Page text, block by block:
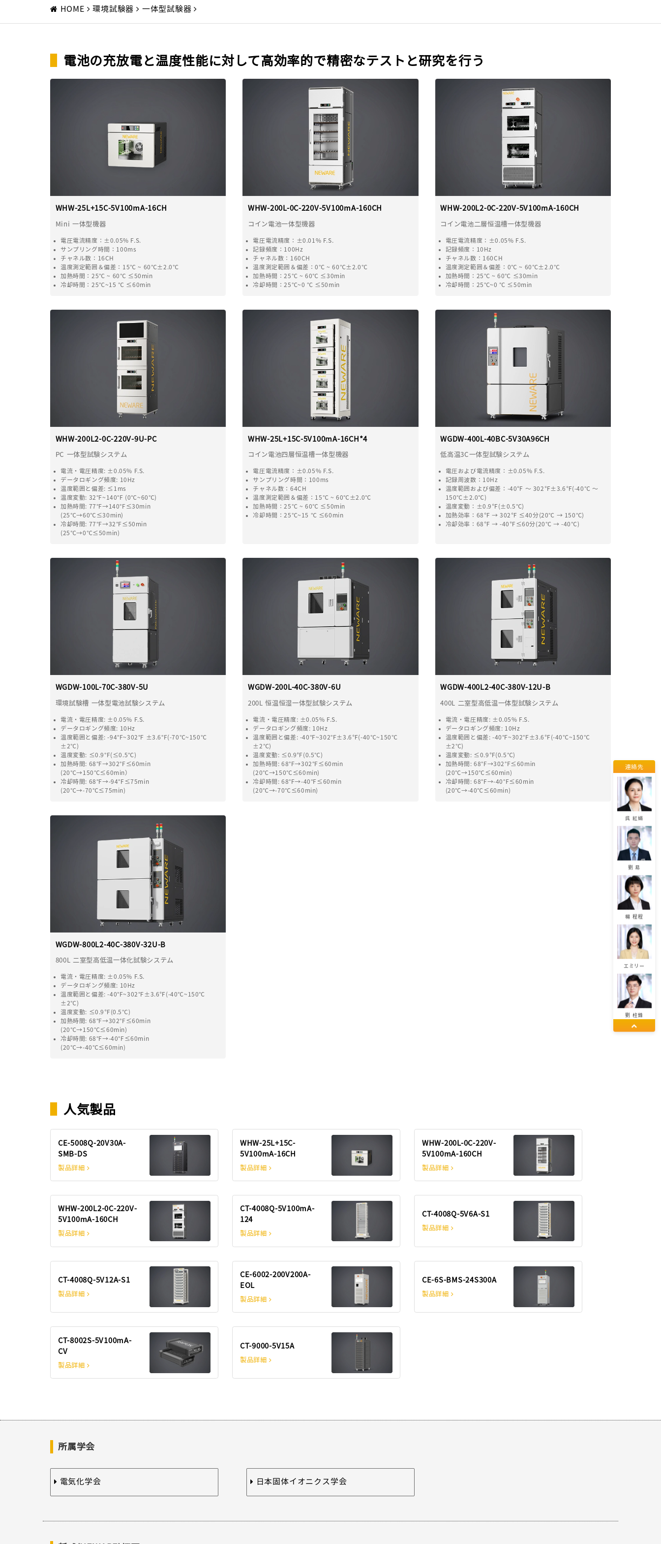
HOME 環境試験器 一体型試験器
電池の充放電と温度性能に対して高効率的で精密なテストと研究を行う
WHW-25L+15C-5V100mA-16CH
Mini 一体型機器
電圧電流精度：±0.05% F.S.
サンプリング時間：100ms
チャネル数：16CH
温度測定範囲＆偏差：15℃ ~ 60℃±2.0℃
加熱時間：25℃ ~ 60℃ ≤50min
冷却時間：25℃~15 ℃ ≤60min
WHW-200L-0C-220V-5V100mA-160CH
コイン電池一体型機器
電圧電流精度：±0.01% F.S.
記録頻度：100Hz
チャネル数：160CH
温度測定範囲＆偏差：0℃ ~ 60℃±2.0℃
加熱時間：25℃ ~ 60℃ ≤30min
冷却時間：25℃~0 ℃ ≤50min
WHW-200L2-0C-220V-5V100mA-160CH
コイン電池二層恒温槽一体型機器
電圧電流精度：±0.05% F.S.
記録頻度：10Hz
チャネル数：160CH
温度測定範囲＆偏差：0℃ ~ 60℃±2.0℃
加熱時間：25℃ ~ 60℃ ≤30min
冷却時間：25℃~0 ℃ ≤50min
WHW-200L2-0C-220V-9U-PC
PC 一体型試験システム
電流・電圧精度: ±0.05% F.S.
データロギング頻度: 10Hz
温度範囲と偏差: ≤1ms
温度変動: 32°F~140°F (0℃~60℃)
加熱時間 : 77°F→140°F≤30min
(25℃→60℃≤30min)
冷却時間 : 77°F→32°F≤50min
(25℃→0℃≤50min)
WHW-25L+15C-5V100mA-16CH*4
コイン電池四層恒温槽一体型機器
電圧電流精度：±0.05% F.S.
サンプリング時間：100ms
チャネル数：64CH
温度測定範囲＆偏差：15℃ ~ 60℃±2.0℃
加熱時間：25℃ ~ 60℃ ≤50min
冷却時間：25℃~15 ℃ ≤60min
WGDW-400L-40BC-5V30A96CH
低高温3C一体型試験システム
電圧および電流精度：±0.05% F.S.
記録周波数：10Hz
温度範囲および偏差：-40℉ ～ 302℉±3.6℉(-40℃ ～
150℃±2.0℃)
温度変動：±0.9℉(±0.5℃)
加熱効率：68℉ → 302℉ ≤40分(20℃ → 150℃)
冷却効率：68℉ → -40℉≤60分(20℃ → -40℃)
WGDW-100L-70C-380V-5U
環境試験槽 一体型電池試験システム
電流・電圧精度: ±0.05% F.S.
データロギング頻度: 10Hz
温度範囲と偏差: -94°F~302°F ±3.6°F(-70℃~150℃
±2℃)
温度変動: ≤0.9°F(≤0.5℃)
加熱時間: 68°F→302°F≤60min
(20℃→150℃≤60min）
冷却時間: 68°F→-94°F≤75min
(20℃→-70℃≤75min)
WGDW-200L-40C-380V-6U
200L 恒温恒湿一体型試験システム
電流・電圧精度: ±0.05% F.S.
データロギング頻度: 10Hz
温度範囲と偏差: -40°F~302°F±3.6℉(-40℃~150℃
±2℃)
温度変動: ≤0.9℉(0.5℃)
加熱時間: 68°F→302°F≤60min
(20℃→150℃≤60min)
冷却時間: 68°F→-40°F≤60min
(20℃→-70℃≤60min)
WGDW-400L2-40C-380V-12U-B
400L 二室型高低温一体型試験システム
電流・電圧精度: ±0.05% F.S.
データロギング頻度: 10Hz
温度範囲と偏差: -40°F~302°F±3.6℉(-40℃~150℃
±2℃)
温度変動: ≤0.9℉(0.5℃)
加熱時間: 68°F→302°F≤60min
(20℃→150℃≤60min)
冷却時間: 68°F→-40°F≤60min
(20℃→-40℃≤60min)
WGDW-800L2-40C-380V-32U-B
800L 二室型高低温一体化試験システム
電流・電圧精度: ±0.05% F.S.
データロギング頻度: 10Hz
温度範囲と偏差: -40°F~302°F±3.6℉(-40℃~150℃
±2℃)
温度変動: ≤0.9℉(0.5℃)
加熱時間 : 68°F→302°F≤60min
(20℃→150℃≤60min)
冷却時間 : 68°F→-40°F≤60min
(20℃→-40℃≤60min)
人気製品
CE-5008Q-20V30A-
SMB-DS
製品詳細
WHW-25L+15C-
5V100mA-16CH
製品詳細
WHW-200L-0C-220V-
5V100mA-160CH
製品詳細
WHW-200L2-0C-220V-
5V100mA-160CH
製品詳細
CT-4008Q-5V100mA-
124
製品詳細
CT-4008Q-5V6A-S1
製品詳細
CT-4008Q-5V12A-S1
製品詳細
CE-6002-200V200A-
EOL
製品詳細
CE-6S-BMS-24S300A
製品詳細
CT-8002S-5V100mA-
CV
製品詳細
CT-9000-5V15A
製品詳細
所属学会
電気化学会 日本固体イオニクス学会
連絡先
董 佳麗
呉 紅娟
劉 易
楊 程程
エミリー
劉 柱鋒